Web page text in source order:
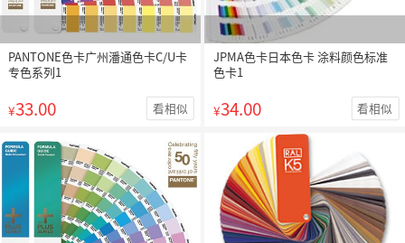
PANTONE色卡广州潘通色卡C/U卡
专色系列1
¥33.00 看相似
JPMA色卡日本色卡 涂料颜色标准
色卡1
¥34.00 看相似